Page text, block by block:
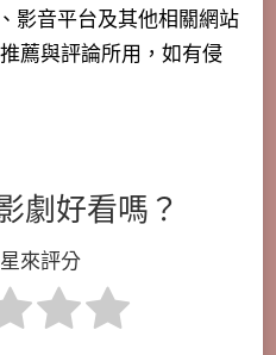
影音平台及其他相關網站
薦與評論所用，如有侵
劇好看嗎？
來評分